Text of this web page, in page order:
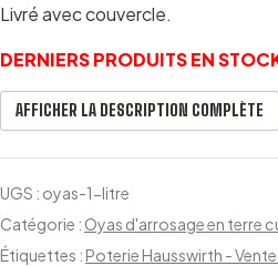
Livré avec couvercle.
DERNIERS PRODUITS EN
AFFICHER LA DESCRIPTION COMPLÈTE
UGS : oyas-1-litre
Catégorie : Oyas d'arrosage en terre
Étiquettes : Poterie Hausswirth - Vente